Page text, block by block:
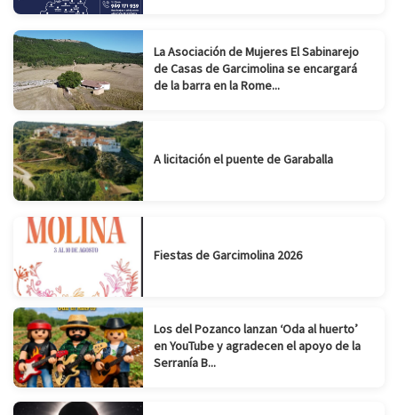
La Asociación de Mujeres El Sabinarejo
de Casas de Garcimolina se encargará
de la barra en la Rome...
A licitación el puente de Garaballa
Fiestas de Garcimolina 2026
Los del Pozanco lanzan ‘Oda al huerto’
en YouTube y agradecen el apoyo de la
Serranía B...